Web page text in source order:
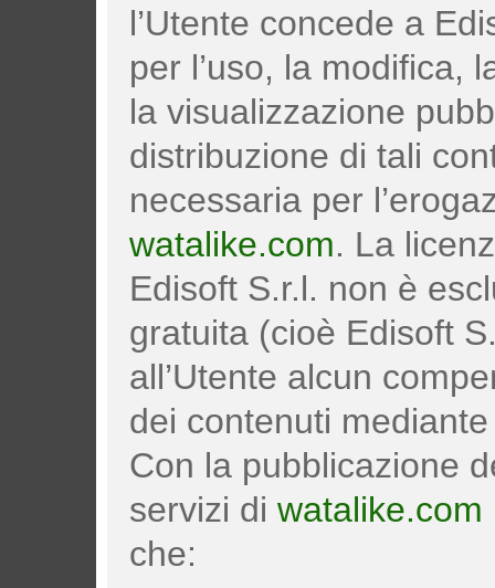
l’Utente concede a
per l’uso, la modifica,
la visualizzazione
distribuzione di tali
necessaria per
watalike.com. La
Edisoft S.r.l. non è
gratuita (cioè Edisoft
all’Utente alcun
dei contenuti
Con la pubblicazione
servizi di watalike.com
che: